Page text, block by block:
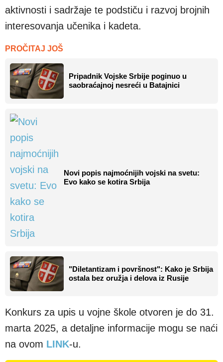
aktivnosti i sadržaje te podstiču i razvoj brojnih
interesovanja učenika i kadeta.
PROČITAJ JOŠ
Pripadnik Vojske Srbije poginuo u
saobraćajnoj nesreći u Batajnici
Novi popis najmoćnijih vojski na svetu:
Evo kako se kotira Srbija
"Diletantizam i površnost": Kako je Srbija
ostala bez oružja i delova iz Rusije
Konkurs za upis u vojne škole otvoren je do 31.
marta 2025, a detaljne informacije mogu se naći
na ovom LINK-u.